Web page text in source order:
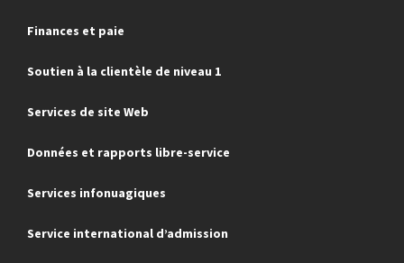
Finances et paie
Soutien à la clientèle de niveau 1
Services de site Web
Données et rapports libre-service
Services infonuagiques
Service international d’admission